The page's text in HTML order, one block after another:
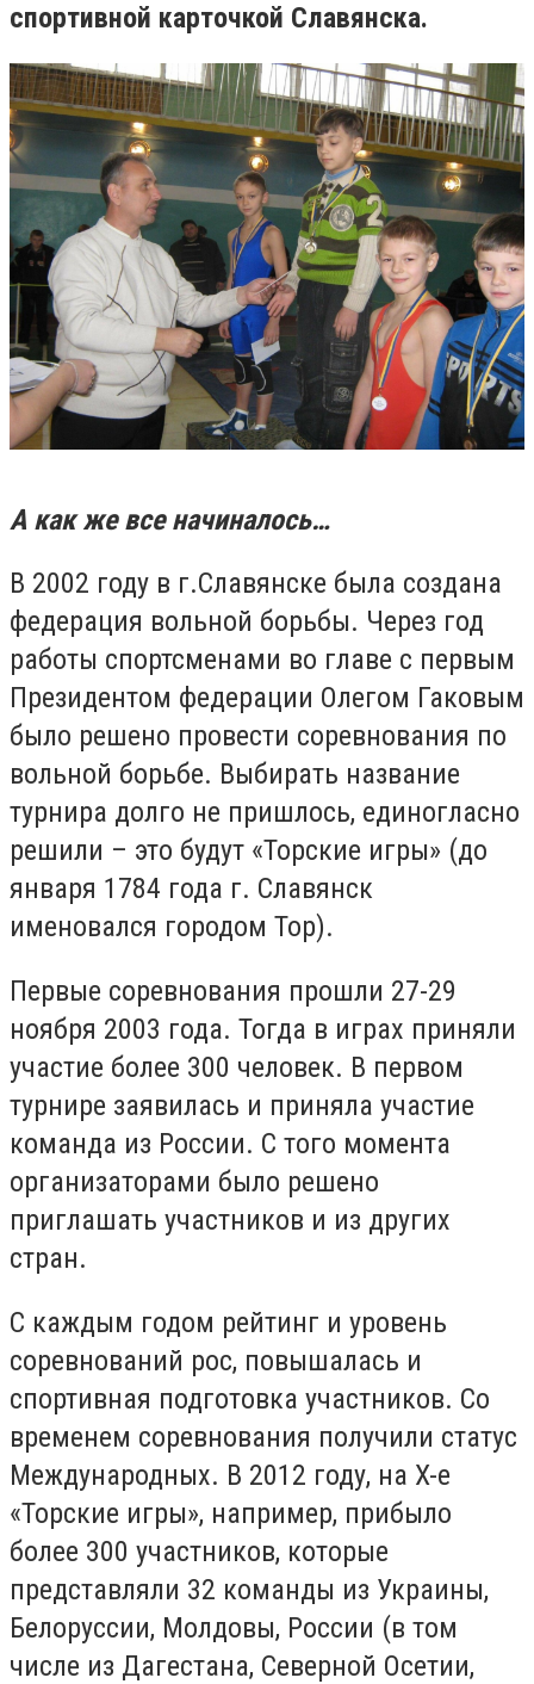
спортивной карточкой Славянска.
А как же все начиналось…
В 2002 году в г.Славянске была создана
федерация вольной борьбы. Через год
работы спортсменами во главе с первым
Президентом федерации Олегом Гаковым
было решено провести соревнования по
вольной борьбе. Выбирать название
турнира долго не пришлось, единогласно
решили – это будут «Торские игры» (до
января 1784 года г. Славянск
именовался городом Тор).
Первые соревнования прошли 27-29
ноября 2003 года. Тогда в играх приняли
участие более 300 человек. В первом
турнире заявилась и приняла участие
команда из России. С того момента
организаторами было решено
приглашать участников и из других
стран.
С каждым годом рейтинг и уровень
соревнований рос, повышалась и
спортивная подготовка участников. Со
временем соревнования получили статус
Международных. В 2012 году, на X-е
«Торские игры», например, прибыло
более 300 участников, которые
представляли 32 команды из Украины,
Белоруссии, Молдовы, России (в том
числе из Дагестана, Северной Осетии,